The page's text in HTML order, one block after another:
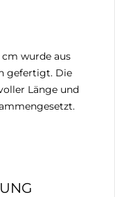
wurde aus
gefertigt. Die
Länge und